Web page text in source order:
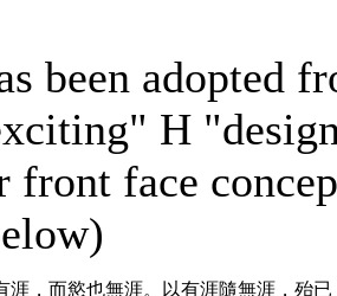
been adopted
H
front face
涯，而慾也無涯。以有涯隨無涯，殆已